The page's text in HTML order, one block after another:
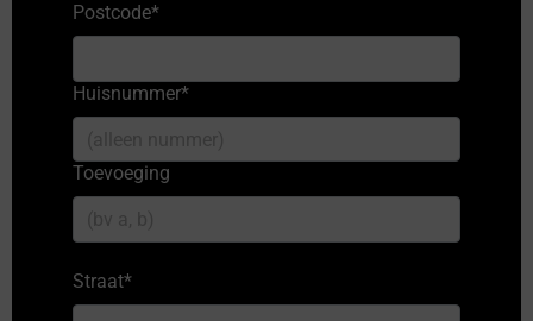
Postcode*
Huisnummer*
Toevoeging
Straat*